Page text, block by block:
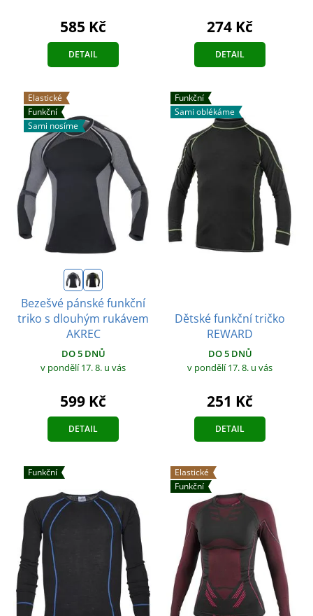
585 Kč
DETAIL
274 Kč
DETAIL
Elastické
Funkční
Sami nosíme
Bezešvé pánské funkční
triko s dlouhým rukávem
AKREC
DO 5 DNŮ
v pondělí 17. 8. u vás
599 Kč
DETAIL
Funkční
Sami oblékáme
Dětské funkční tričko
REWARD
DO 5 DNŮ
v pondělí 17. 8. u vás
251 Kč
DETAIL
Funkční
Elastické
Funkční